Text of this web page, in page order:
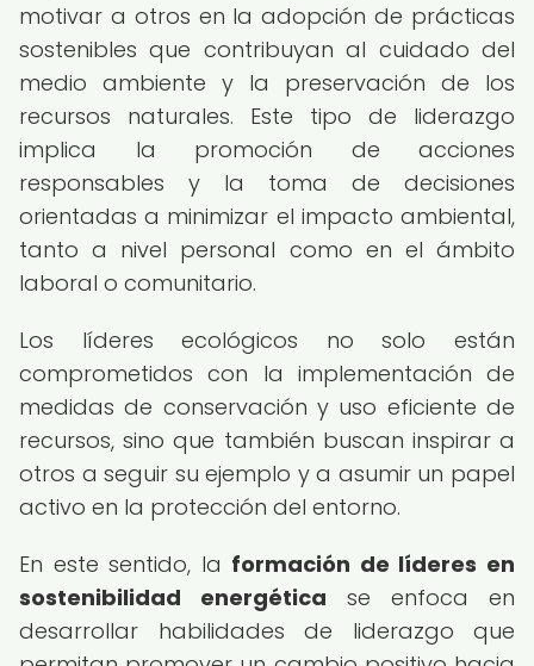
motivar a otros en la adopción de prácticas
sostenibles que contribuyan al cuidado del
medio ambiente y la preservación de los
recursos naturales. Este tipo de liderazgo
implica la promoción de acciones
responsables y la toma de decisiones
orientadas a minimizar el impacto ambiental,
tanto a nivel personal como en el ámbito
laboral o comunitario.
Los líderes ecológicos no solo están
comprometidos con la implementación de
medidas de conservación y uso eficiente de
recursos, sino que también buscan inspirar a
otros a seguir su ejemplo y a asumir un papel
activo en la protección del entorno.
En este sentido, la formación de líderes en
sostenibilidad energética se enfoca en
desarrollar habilidades de liderazgo que